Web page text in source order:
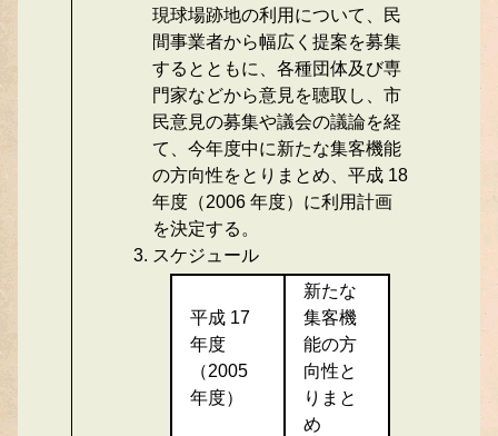
現球場跡地の利用について、民
間事業者から幅広く提案を募集
するとともに、各種団体及び専
門家などから意見を聴取し、市
民意見の募集や議会の議論を経
て、今年度中に新たな集客機能
の方向性をとりまとめ、平成 18
年度（2006 年度）に利用計画
を決定する。
スケジュール
平成 17
年度
（2005
年度）
新たな
集客機
能の方
向性と
りまと
め